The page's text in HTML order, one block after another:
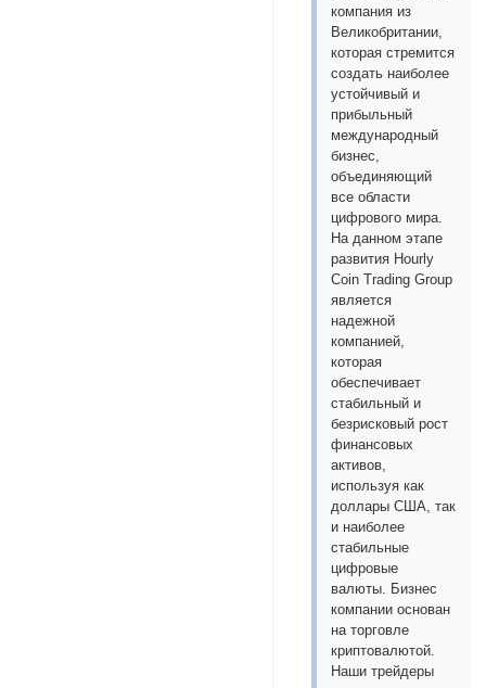
компания из
Великобритании,
которая стремится
создать наиболее
устойчивый и
прибыльный
международный
бизнес,
объединяющий
все области
цифрового мира.
На данном этапе
развития Hourly
Coin Trading Group
является
надежной
компанией,
которая
обеспечивает
стабильный и
безрисковый рост
финансовых
активов,
используя как
доллары США, так
и наиболее
стабильные
цифровые
валюты. Бизнес
компании основан
на торговле
криптовалютой.
Наши трейдеры